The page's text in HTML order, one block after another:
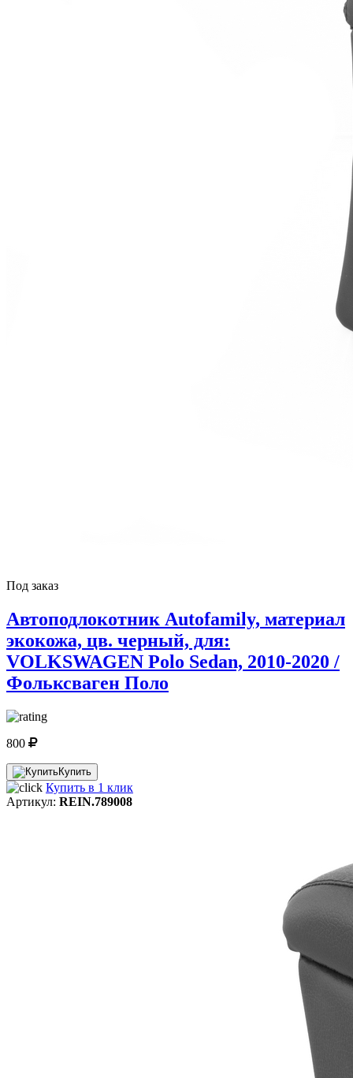
Под заказ
Автоподлокотник Autofamily, материал
экокожа, цв. черный, для:
VOLKSWAGEN Polo Sedan, 2010-2020 /
Фольксваген Поло
800
Купить
Купить в 1 клик
Артикул: REIN.789008